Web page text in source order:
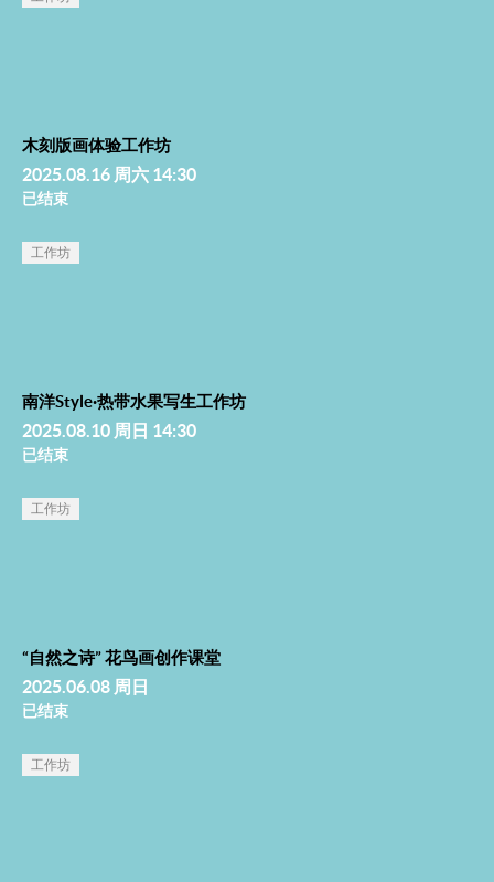
木刻版画体验工作坊
2025.08.16 周六 14:30
已结束
工作坊
南洋Style·热带水果写生工作坊
2025.08.10 周日 14:30
已结束
工作坊
“自然之诗” 花鸟画创作课堂
2025.06.08 周日
已结束
工作坊